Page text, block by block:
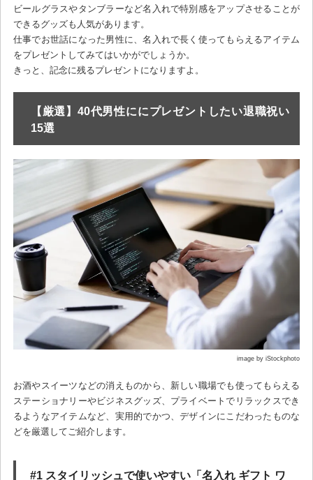
ビールグラスやタンブラーなど名入れで特別感をアップさせることが
できるグッズも人気があります。
仕事でお世話になった男性に、名入れで長く使ってもらえるアイテム
をプレゼントしてみてはいかがでしょうか。
きっと、記念に残るプレゼントになりますよ。
【厳選】40代男性ににプレゼントしたい退職祝い
15選
image by iStockphoto
お酒やスイーツなどの消えものから、新しい職場でも使ってもらえる
ステーショナリーやビジネスグッズ、プライベートでリラックスでき
るようなアイテムなど、実用的でかつ、デザインにこだわったものな
どを厳選してご紹介します。
#1 スタイリッシュで使いやすい「名入れ ギフト ワ